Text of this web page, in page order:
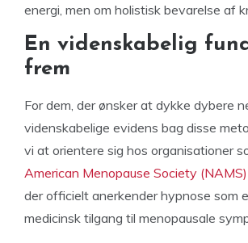
energi, men om holistisk bevarelse af
En videnskabelig
frem
For dem, der ønsker at dykke dybere
videnskabelige evidens bag disse
vi at orientere sig hos organisationer
American Menopause Society (NAMS)
der officielt anerkender hypnose som
medicinsk tilgang til menopausale